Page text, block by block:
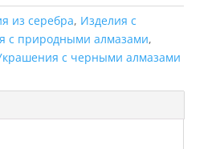
из серебра, Изделия с
с природными алмазами,
с черными алмазами